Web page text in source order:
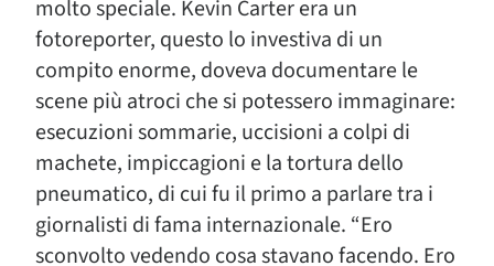
molto speciale. Kevin Carter era un
fotoreporter, questo lo investiva di un
compito enorme, doveva documentare le
scene più atroci che si potessero immaginare:
esecuzioni sommarie, uccisioni a colpi di
machete, impiccagioni e la tortura dello
pneumatico, di cui fu il primo a parlare tra i
giornalisti di fama internazionale. “Ero
sconvolto vedendo cosa stavano facendo. Ero